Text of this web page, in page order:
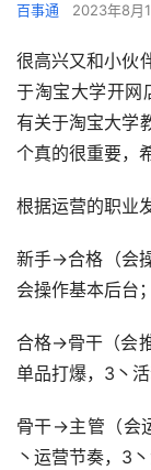
百事通 2023年8月
很高兴又和小伙
于淘宝大学开网
有关于淘宝大学
个真的很重要，
根据运营的职业
新手→合格（会
会操作基本后台；
合格→骨干（会
单品打爆，3丶活
骨干→主管（会
丶运营节奏，3